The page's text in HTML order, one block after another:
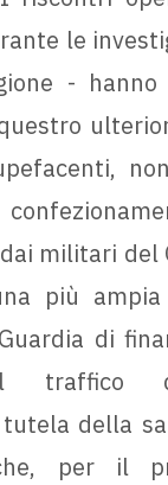
le
-
militari del
più
di
traffico
della
per il